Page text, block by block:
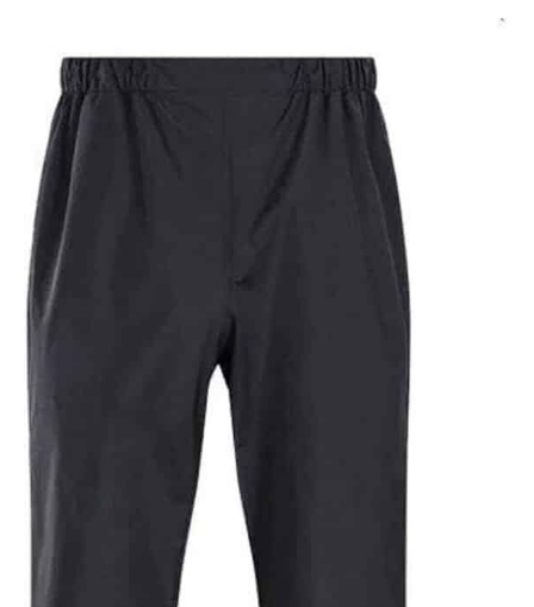
différents sports.